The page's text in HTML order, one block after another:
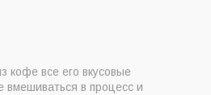
кофе все его вкусовые
вмешиваться в процесс и